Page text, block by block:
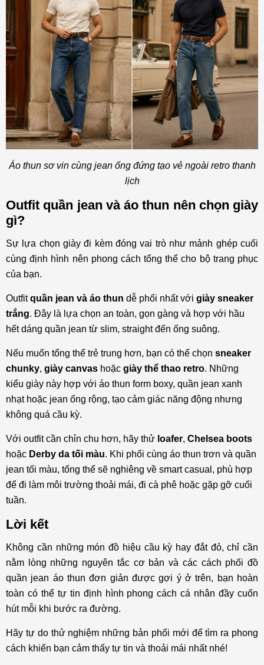
Áo thun sơ vin cùng jean ống đứng tạo vẻ ngoài retro thanh
lịch
Outfit quần jean và áo thun nên chọn giày
gì?
Sự lựa chọn giày đi kèm đóng vai trò như mảnh ghép cuối
cùng định hình nên phong cách tổng thể cho bộ trang phục
của bạn.
Outfitquần jean và áo thun dễ phối nhất với giày sneaker
trắng. Đây là lựa chọn an toàn, gọn gàng và hợp với hầu
hết dáng quần jean từ slim, straight đến ống suông.
Nếu muốn tổng thể trẻ trung hơn, bạn có thể chọn sneaker
chunky, giày canvas hoặc giày thể thao retro. Những
kiểu giày này hợp với áo thun form boxy, quần jean xanh
nhạt hoặc jean ống rộng, tạo cảm giác năng động nhưng
không quá cầu kỳ.
Với outfit cần chỉn chu hơn, hãy thử loafer, Chelsea boots
hoặc Derby da tối màu. Khi phối cùng áo thun trơn và quần
jean tối màu, tổng thể sẽ nghiêng về smart casual, phù hợp
để đi làm môi trường thoải mái, đi cà phê hoặc gặp gỡ cuối
tuần.
Lời kết
Không cần những món đồ hiệu cầu kỳ hay đắt đỏ, chỉ cần
nằm lòng những nguyên tắc cơ bản và các cách phối đồ
quần jean áo thun đơn giản được gợi ý ở trên, bạn hoàn
toàn có thể tự tin định hình phong cách cá nhân đầy cuốn
hút mỗi khi bước ra đường.
Hãy tự do thử nghiệm những bản phối mới để tìm ra phong
cách khiến bạn cảm thấy tự tin và thoải mái nhất nhé!